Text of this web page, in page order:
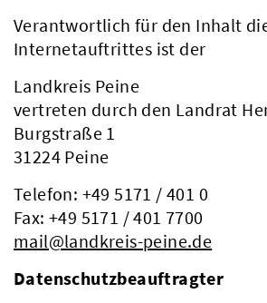
Verantwortlich für den Inhalt
Internetauftrittes ist der
Landkreis Peine
vertreten durch den Landrat
Burgstraße 1
31224 Peine
Telefon: +49 5171 / 401 0
Fax: +49 5171 / 401 7700
mail@landkreis-peine.de
Datenschutzbeauftragter